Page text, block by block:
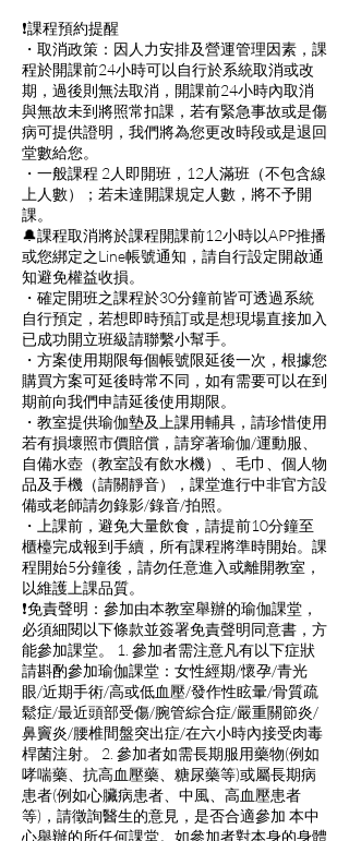
❗️課程預約提醒
・取消政策：因人力安排及營運管理因素，課
程於開課前24小時可以自行於系統取消或改
期，過後則無法取消，開課前24小時內取消
與無故未到將照常扣課，若有緊急事故或是傷
病可提供證明，我們將為您更改時段或是退回
堂數給您。
・一般課程 2人即開班，12人滿班（不包含線
上人數）；若未達開課規定人數，將不予開
課。
🔔課程取消將於課程開課前12小時以APP推播
或您綁定之Line帳號通知，請自行設定開啟通
知避免權益收損。
・確定開班之課程於30分鐘前皆可透過系統
自行預定，若想即時預訂或是想現場直接加入
已成功開立班級請聯繫小幫手。
・方案使用期限每個帳號限延後一次，根據您
購買方案可延後時常不同，如有需要可以在到
期前向我們申請延後使用期限。
・教室提供瑜伽墊及上課用輔具，請珍惜使用
若有損壞照市價賠償，請穿著瑜伽/運動服、
自備水壺（教室設有飲水機）、毛巾、個人物
品及手機（請關靜音），課堂進行中非官方設
備或老師請勿錄影/錄音/拍照。
・上課前，避免大量飲食，請提前10分鐘至
櫃檯完成報到手續，所有課程將準時開始。課
程開始5分鐘後，請勿任意進入或離開教室，
以維護上課品質。
❗️免責聲明：參加由本教室舉辦的瑜伽課堂，
必須細閱以下條款並簽署免責聲明同意書，方
能參加課堂。 1. 參加者需注意凡有以下症狀
請斟酌參加瑜伽課堂：女性經期/懷孕/青光
眼/近期手術/高或低血壓/發作性眩暈/骨質疏
鬆症/最近頭部受傷/腕管綜合症/嚴重關節炎/
鼻竇炎/腰椎間盤突出症/在六小時內接受肉毒
桿菌注射。 2. 參加者如需長期服用藥物(例如
哮喘藥、抗高血壓藥、糖尿藥等)或屬長期病
患者(例如心臟病患者、中風、高血壓患者
等)，請徵詢醫生的意見，是否合適參加 本中
心舉辦的所任何課堂。如參加者對本身的身體